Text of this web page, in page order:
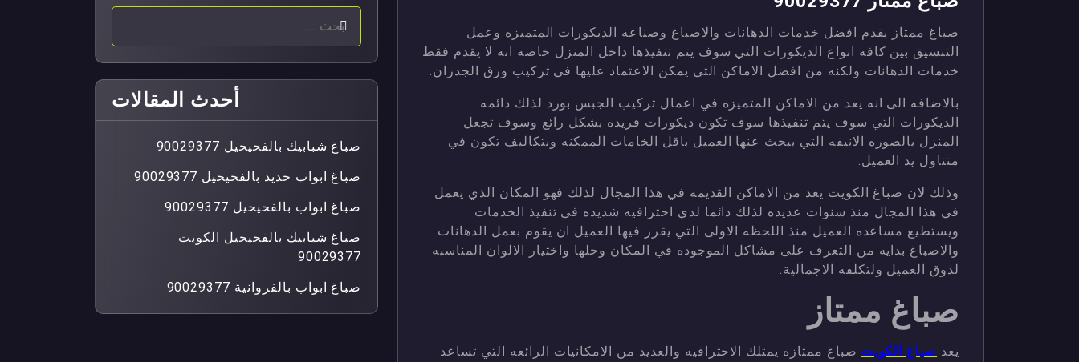
صباغ ممتاز يقدم افضل خدمات الدهانات والاصباغ وصناعه الديكورات المتميزه وعمل
التنسيق بين كافه انواع الديكورات التي سوف يتم تنفيذها داخل المنزل خاصه انه لا يقدم فقط
خدمات الدهانات ولكنه من افضل الاماكن التي يمكن الاعتماد عليها في تركيب ورق الجدران.
بالاضافه الى انه يعد من الاماكن المتميزه في اعمال تركيب الجبس بورد لذلك دائمه
الديكورات التي سوف يتم تنفيذها سوف تكون ديكورات فريده بشكل رائع وسوف تجعل
المنزل بالصوره الانيقه التي يبحث عنها العميل باقل الخامات الممكنه وبتكاليف تكون في
متناول يد العميل.
وذلك لان صباغ الكويت يعد من الاماكن القديمه في هذا المجال لذلك فهو المكان الذي يعمل
في هذا المجال منذ سنوات عديده لذلك دائما لدي احترافيه شديده في تنفيذ الخدمات
ويستطيع مساعده العميل منذ اللحظه الاولى التي يقرر فيها العميل ان يقوم بعمل الدهانات
والاصباغ بدايه من التعرف على مشاكل الموجوده في المكان وحلها واختيار الالوان المناسبه
لذوق العميل ولتكلفه الاجمالية.
صباغ ممتاز
يعد صباغ الكويت صباغ ممتازه يمتلك الاحترافيه والعديد من الامكانيات الرائعه التي تساعد
أحدث المقالات
صباغ شبابيك بالفحيحيل 90029377
صباغ ابواب حديد بالفحيحيل 90029377
صباغ ابواب بالفحيحيل 90029377
صباغ شبابيك بالفحيحيل الكويت
90029377
صباغ ابواب بالفروانية 90029377